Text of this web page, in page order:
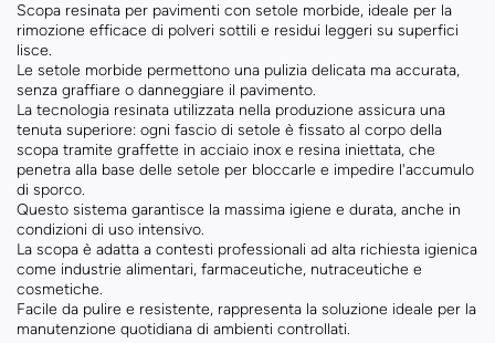
Scopa resinata per pavimenti con setole morbide, ideale per la
rimozione efficace di polveri sottili e residui leggeri su superfici
lisce.
Le setole morbide permettono una pulizia delicata ma accurata,
senza graffiare o danneggiare il pavimento.
La tecnologia resinata utilizzata nella produzione assicura una
tenuta superiore: ogni fascio di setole è fissato al corpo della
scopa tramite graffette in acciaio inox e resina iniettata, che
penetra alla base delle setole per bloccarle e impedire l'accumulo
di sporco.
Questo sistema garantisce la massima igiene e durata, anche in
condizioni di uso intensivo.
La scopa è adatta a contesti professionali ad alta richiesta igienica
come industrie alimentari, farmaceutiche, nutraceutiche e
cosmetiche.
Facile da pulire e resistente, rappresenta la soluzione ideale per la
manutenzione quotidiana di ambienti controllati.